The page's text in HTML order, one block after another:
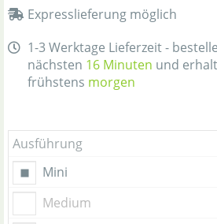
Expresslieferung möglich
1-3 Werktage Lieferzeit -
nächsten 16 Minuten und
frühstens morgen
Ausführung
Mini
Medium